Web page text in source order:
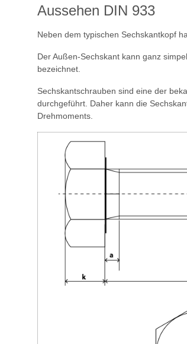
Aussehen DIN 933
Neben dem typischen Sechskantkopf
Der Außen-Sechskant kann ganz
bezeichnet.
Sechskantschrauben sind eine der
durchgeführt. Daher kann die
Drehmoments.